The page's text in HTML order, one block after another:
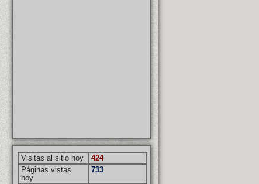
Visitas al sitio hoy
424
Páginas vistas
hoy
733